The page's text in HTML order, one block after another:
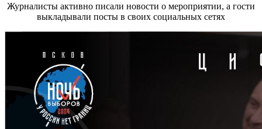
Журналисты активно писали новости о мероприятии, а гости
выкладывали посты в своих социальных сетях